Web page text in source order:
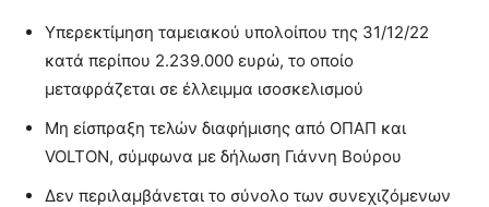
Υπερεκτίμηση ταμειακού υπολοίπου της 31/12/22
κατά περίπου 2.239.000 ευρώ, το οποίο
μεταφράζεται σε έλλειμμα ισοσκελισμού
Μη είσπραξη τελών διαφήμισης από ΟΠΑΠ και
VOLTON, σύμφωνα με δήλωση Γιάννη Βούρου
Δεν περιλαμβάνεται το σύνολο των συνεχιζόμενων